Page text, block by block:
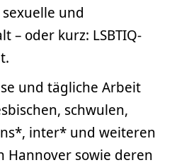
und
– oder kurz: LSBTIQ-
und tägliche Arbeit
schwulen,
inter* und weiteren
Hannover sowie deren